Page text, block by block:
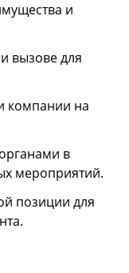
и
вызове для
компании на
в
мероприятий.
позиции для